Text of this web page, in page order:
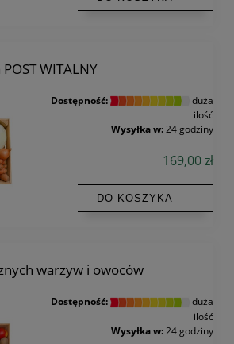
WITALNY
Dostępność:
duża
ilość
Wysyłka w:24 godziny
169,00 zł
DO KOSZYKA
warzyw i owoców
Dostępność:
duża
ilość
Wysyłka w: 24 godziny